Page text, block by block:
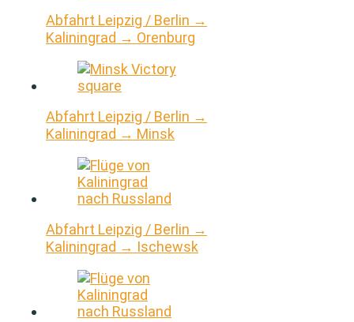
Abfahrt Leipzig / Berlin →
Kaliningrad → Orenburg
Abfahrt Leipzig / Berlin →
Kaliningrad → Minsk
Abfahrt Leipzig / Berlin →
Kaliningrad → Ischewsk